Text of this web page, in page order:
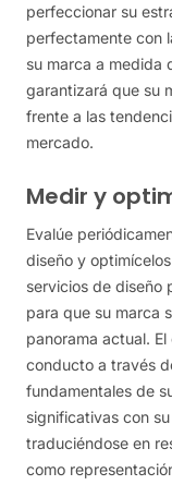
perfeccionar su
perfectamente con
su marca a medida
garantizará que su
frente a las
mercado.
Medir y
Evalúe
diseño y
servicios de diseño
para que su marca
panorama actual.
conducto a través
fundamentales de
significativas con
traduciéndose en
como